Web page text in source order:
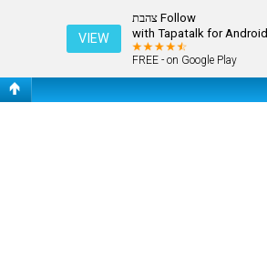
Follow צהבת
with Tapatalk for Android
FREE - on Google Play
VIEW